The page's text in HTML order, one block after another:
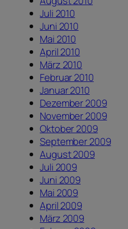
Juli 2010
Juni 2010
Mai 2010
April 2010
März 2010
Februar 2010
Januar 2010
Dezember 2009
November 2009
Oktober 2009
September 2009
August 2009
Juli 2009
Juni 2009
Mai 2009
April 2009
März 2009